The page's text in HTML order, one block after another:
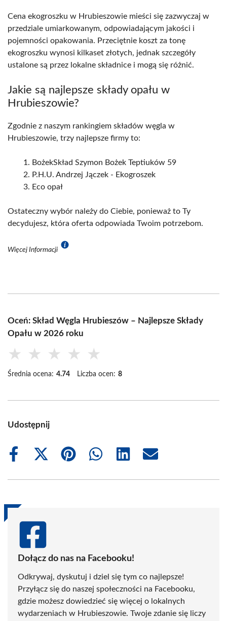
Cena ekogroszku w Hrubieszowie mieści się zazwyczaj w
przedziale umiarkowanym, odpowiadającym jakości i
pojemności opakowania. Przeciętnie koszt za tonę
ekogroszku wynosi kilkaset złotych, jednak szczegóły
ustalone są przez lokalne składnice i mogą się różnić.
Jakie są najlepsze składy opału w
Hrubieszowie?
Zgodnie z naszym rankingiem składów węgla w
Hrubieszowie, trzy najlepsze firmy to:
BożekSkład Szymon Bożek Teptiuków 59
P.H.U. Andrzej Jączek - Ekogroszek
Eco opał
Ostateczny wybór należy do Ciebie, ponieważ to Ty
decydujesz, która oferta odpowiada Twoim potrzebom.
Więcej Informacji
Oceń: Skład Węgla Hrubieszów – Najlepsze Składy
Opału w 2026 roku
★ ★ ★ ★ ★
Średnia ocena: 4.74 Liczba ocen: 8
Udostępnij
Share
Share
(Twitter)
Share
Share
Share
Share
Dołącz do nas na Facebooku!
Odkrywaj, dyskutuj i dziel się tym co najlepsze!
Przyłącz się do naszej społeczności na Facebooku,
gdzie możesz dowiedzieć się więcej o lokalnych
wydarzeniach w Hrubieszowie. Twoje zdanie się liczy